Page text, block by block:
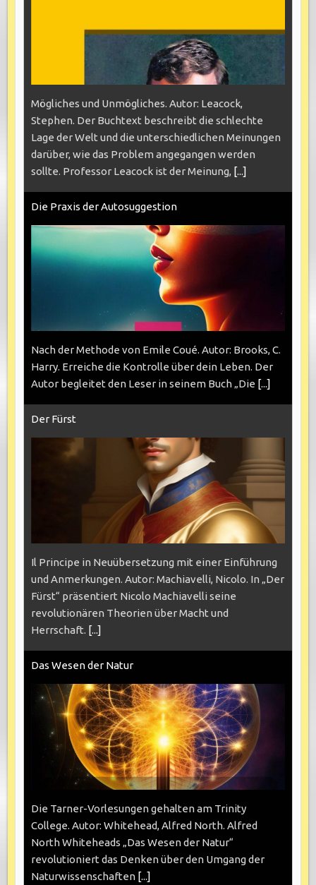
Mögliches und Unmögliches. Autor: Leacock,
Stephen. Der Buchtext beschreibt die schlechte
Lage der Welt und die unterschiedlichen Meinungen
darüber, wie das Problem angegangen werden
sollte. Professor Leacock ist der Meinung, [...]
Die Praxis der Autosuggestion
Nach der Methode von Emile Coué. Autor: Brooks, C.
Harry. Erreiche die Kontrolle über dein Leben. Der
Autor begleitet den Leser in seinem Buch „Die [...]
Der Fürst
Il Principe in Neuübersetzung mit einer Einführung
und Anmerkungen. Autor: Machiavelli, Nicolo. In „Der
Fürst“ präsentiert Nicolo Machiavelli seine
revolutionären Theorien über Macht und
Herrschaft. [...]
Das Wesen der Natur
Die Tarner-Vorlesungen gehalten am Trinity
College. Autor: Whitehead, Alfred North. Alfred
North Whiteheads „Das Wesen der Natur“
revolutioniert das Denken über den Umgang der
Naturwissenschaften [...]